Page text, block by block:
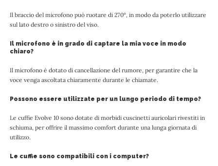
Il braccio del microfono può ruotare di 270°, in modo da poterlo utilizzare
sul lato destro o sinistro del viso.
Il microfono è in grado di captare la mia voce in modo
chiaro?
Il microfono è dotato di cancellazione del rumore, per garantire che la
voce venga ascoltata chiaramente durante le chiamate.
Possono essere utilizzate per un lungo periodo di tempo?
Le cuffie Evolve 10 sono dotate di morbidi cuscinetti auricolari rivestiti in
schiuma, per offrire il massimo comfort durante una lunga giornata di
utilizzo.
Le cuffie sono compatibili con i computer?